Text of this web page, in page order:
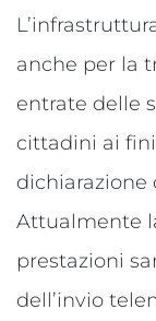
anche per la
entrate delle
cittadini ai
Attualmente
prestazioni
dell’invio